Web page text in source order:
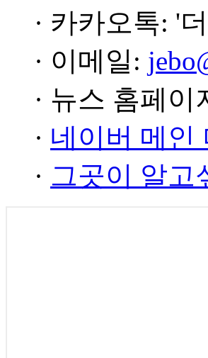
· 카카오톡: '
· 이메일:
· 뉴스 홈페이
· 네이버 메
· 그곳이 알